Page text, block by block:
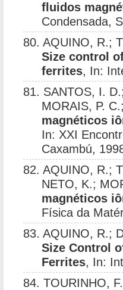
fluidos
Condensada,
80. AQUINO, R.;
Size control
ferrites, In:
81. SANTOS, I.
MORAIS, P.
magnéticos
In: XXI
Caxambú,
82. AQUINO, R.;
NETO, K.;
magnéticos
Física da
83. AQUINO, R.;
Size Control
Ferrites, In:
84. TOURINHO,